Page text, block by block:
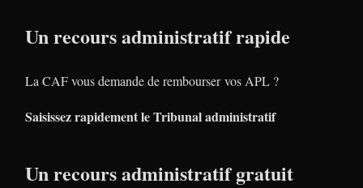
Un recours administratif rapide
La CAF vous demande de rembourser vos APL ?
Saisissez rapidement le Tribunal administratif
Un recours administratif gratuit